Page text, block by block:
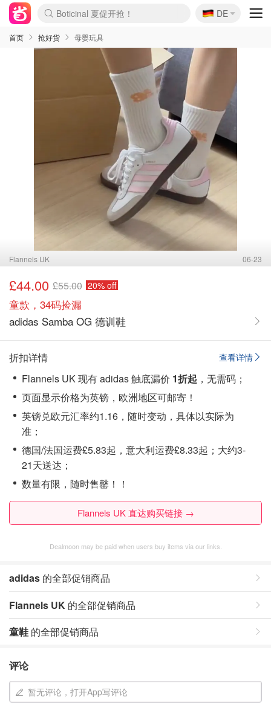
Boticinal 夏促开抢！
4折！lulu周四疯狂上新
还没结束！&OtherStories大促
Joybuy变相75折 随时失效
速领！Stanley独家85折
疑似霸哥！Camper额外叠85折
Zalando 奥莱闪促！每日更新
Moncler反季囤！5折起+叠9折
Coach Brooklyn仅€192
🇩🇪
DE
首页 抢好货 母婴玩具
Flannels UK 06-23
£44.00 £55.00 20% off
童款，34码捡漏
adidas Samba OG 德训鞋
查看详情
折扣详情
Flannels UK 现有 adidas 触底漏价 1折起 ，无需码；
页面显示价格为英镑，欧洲地区可邮寄！
英镑兑欧元汇率约1.16，随时变动，具体以实际为
准；
德国/法国运费£5.83起，意大利运费£8.33起；大约3-
21天送达；
数量有限，随时售罄！！
Flannels UK 直达购买链接 →
Dealmoon may be paid when users buy items via our links.
adidas 的全部促销商品
Flannels UK 的全部促销商品
童鞋 的全部促销商品
评论
暂无评论，打开App写评论